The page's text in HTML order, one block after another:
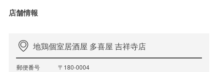
店舗情報
地鶏個室居酒屋 多喜屋 吉祥寺店
郵便番号
〒180-0004